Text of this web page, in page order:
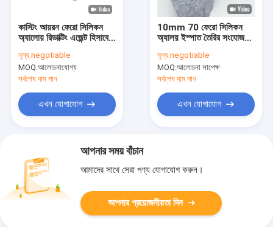
কাস্টিং আয়রন ফেরো সিলিকন
অ্যালোয় রিডাক্টিং এজেন্ট হিসাবে
মূল্য:negotiable
MOQ:আলোচনাযোগ্য
সর্বশেষ দাম পান
এখন যোগাযোগ
10mm 70 ফেরো সিলিকন
অ্যালয় ইস্পাত তৈরির সংযোজনের
মূল্য:negotiable
MOQ:আলোচনা সাপেক্ষ
সর্বশেষ দাম পান
এখন যোগাযোগ
আপনার সময় বাঁচান
আমাদের সাথে সেরা পণ্য যোগাযোগ করুন।
আপনার প্রয়োজনীয়তা দিন